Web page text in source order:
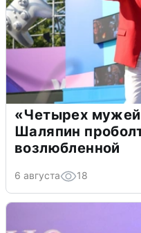
«Четырех
Шаляпин
возлюбленной
6 августа 18